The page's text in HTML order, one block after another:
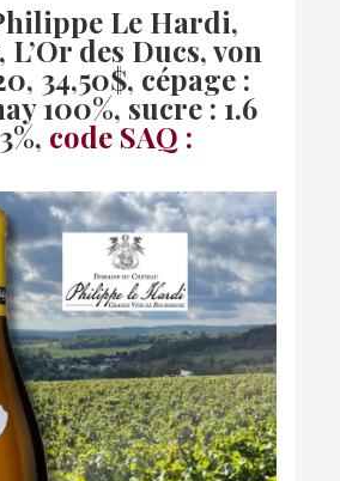
Le Hardi,
des Ducs, von
, 34,50$, cépage :
100%, sucre : 1.6
code SAQ :